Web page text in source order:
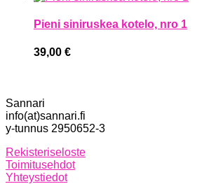
Pieni siniruskea kotelo, nro 1
39,00 €
Sannari
info(at)sannari.fi
y-tunnus 2950652-3
Rekisteriseloste
Toimitusehdot
Yhteystiedot